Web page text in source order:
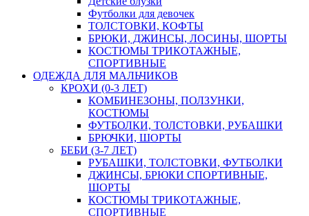
Футболки для девочек
ТОЛСТОВКИ, КОФТЫ
БРЮКИ, ДЖИНСЫ, ЛОСИНЫ, ШОРТЫ
КОСТЮМЫ ТРИКОТАЖНЫЕ,
СПОРТИВНЫЕ
ОДЕЖДА ДЛЯ МАЛЬЧИКОВ
КРОХИ (0-3 ЛЕТ)
КОМБИНЕЗОНЫ, ПОЛЗУНКИ,
КОСТЮМЫ
ФУТБОЛКИ, ТОЛСТОВКИ, РУБАШКИ
БРЮЧКИ, ШОРТЫ
БЕБИ (3-7 ЛЕТ)
РУБАШКИ, ТОЛСТОВКИ, ФУТБОЛКИ
ДЖИНСЫ, БРЮКИ СПОРТИВНЫЕ,
ШОРТЫ
КОСТЮМЫ ТРИКОТАЖНЫЕ,
СПОРТИВНЫЕ